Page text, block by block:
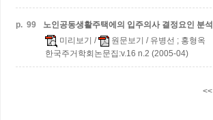
p. 99
노인공동생활주택에의 입주의사 결정요인 분석
미리보기 / 원문보기 / 유병선 ; 홍형옥
한국주거학회논문집:v.16 n.2 (2005-04)
<<